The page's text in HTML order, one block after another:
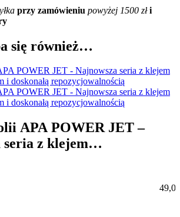
przy zamówieniu powyżej 1500 złi
się również…
APA POWER JET –
seria z klejem